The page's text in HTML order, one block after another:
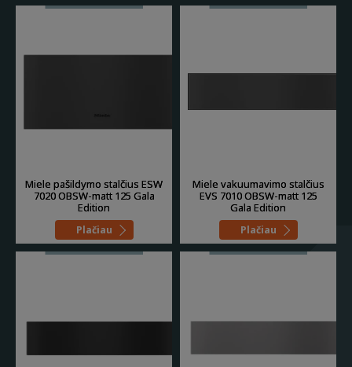
Miele pašildymo stalčius ESW
7020 OBSW-matt 125 Gala
Edition
Plačiau
Miele vakuumavimo stalčius
EVS 7010 OBSW-matt 125
Gala Edition
Plačiau
Kontaktai